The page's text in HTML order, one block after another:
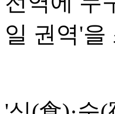
일 권역'을